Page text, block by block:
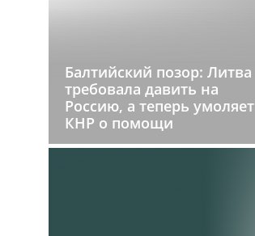
Балтийский позор: Литва
требовала давить на
Россию, а теперь умоляет
КНР о помощи